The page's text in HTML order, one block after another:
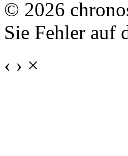
© 2026
Sie Fehler auf
‹ › ×